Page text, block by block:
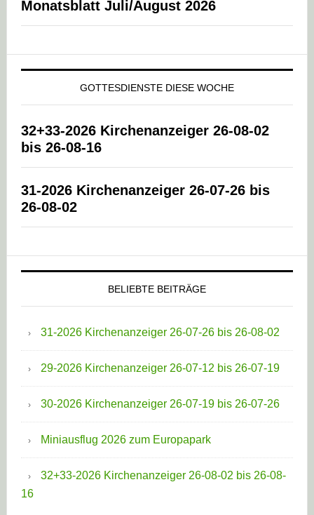
Monatsblatt Juli/August 2026
GOTTESDIENSTE DIESE WOCHE
32+33-2026 Kirchenanzeiger 26-08-02
bis 26-08-16
31-2026 Kirchenanzeiger 26-07-26 bis
26-08-02
BELIEBTE BEITRÄGE
31-2026 Kirchenanzeiger 26-07-26 bis 26-08-02
29-2026 Kirchenanzeiger 26-07-12 bis 26-07-19
30-2026 Kirchenanzeiger 26-07-19 bis 26-07-26
Miniausflug 2026 zum Europapark
32+33-2026 Kirchenanzeiger 26-08-02 bis 26-08-
16